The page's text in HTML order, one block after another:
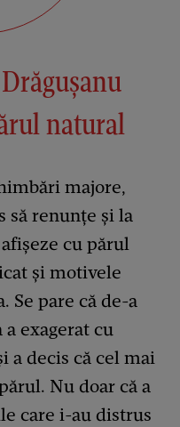
natural
majore,
să renunțe și la
cu părul
și motivele
Se pare că de-a
exagerat cu
a decis că cel mai
Nu doar că a
care i-au distrus